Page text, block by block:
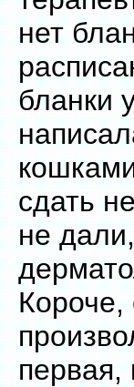
нет
бланки
сдать
не
Короче,
первая,